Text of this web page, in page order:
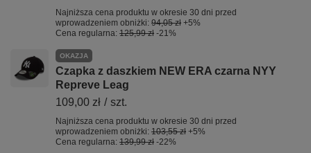
Najniższa cena produktu w okresie 30 dni przed
wprowadzeniem obniżki: 94,05 zł +5%
Cena regularna: 125,99 zł -21%
OKAZJA
Czapka z daszkiem NEW ERA czarna NYY
Repreve Leag
109,00 zł / szt.
Najniższa cena produktu w okresie 30 dni przed
wprowadzeniem obniżki: 103,55 zł +5%
Cena regularna: 139,99 zł -22%